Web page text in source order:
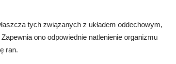
tych związanych z układem oddechowym,
ono odpowiednie natlenienie organizmu
ran.